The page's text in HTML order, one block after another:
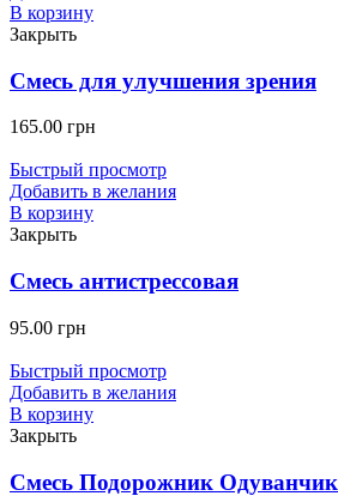
В корзину
Закрыть
Смесь для улучшения зрения
165.00 грн
Быстрый просмотр
Добавить в желания
В корзину
Закрыть
Смесь антистрессовая
95.00 грн
Быстрый просмотр
Добавить в желания
В корзину
Закрыть
Смесь Подорожник